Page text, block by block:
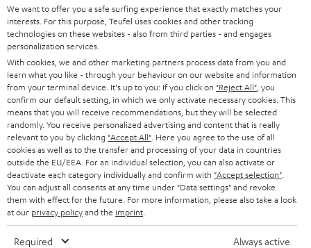
l
d
u
n
g
HEIMKINO-KOMPLETTANLAGEN
SOUNDBARS
STEREO
SMART HOME
BLUETOOTH-LAUTSPRECHER
KOPFHÖRER
BLUETOOTH-KOPFHÖRER
SUPPORT
KARRIERE
PRESSE & MARKETING
GESCHÄFTSKUNDEN
PARTNERPROGRAMM
BLOG
NEWSLETTER
STORES
Teufel Onlineshops
DEUTSCHLAND
ÖSTERREICH
SCHWEIZ
NIEDERLANDE
BELGIEN
We want to offer you a safe surfing experience that exactly matches your
interests. For this purpose, Teufel uses cookies and other tracking
technologies on these websites - also from third parties - and engages
personalization services.
With cookies, we and other marketing partners process data from you and
learn what you like - through your behaviour on our website and information
from your terminal device. It's up to you: If you click on "Reject All" , you
confirm our default setting, in which we only activate necessary cookies. This
means that you will receive recommendations, but they will be selected
randomly. You receive personalized advertising and content that is really
relevant to you by clicking "Accept All" . Here you agree to the use of all
cookies as well as to the transfer and processing of your data in countries
outside the EU/EEA. For an individual selection, you can also activate or
deactivate each category individually and confirm with "Accept selection"
You can adjust all consents at any time under "Data settings" and revoke
them with effect for the future. For more information, please also take a look
at our privacy policyand the imprint
Required Always active